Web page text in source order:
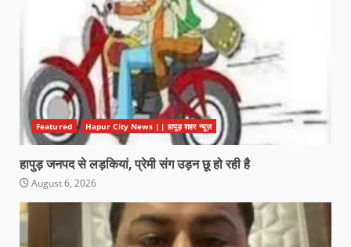
Featured Hapur City News || हापुड़ शहर न्यूज़
हापुड़ जनपद से लड़कियां, प्रेमी संग उड़न छू हो रही है
August 6, 2026